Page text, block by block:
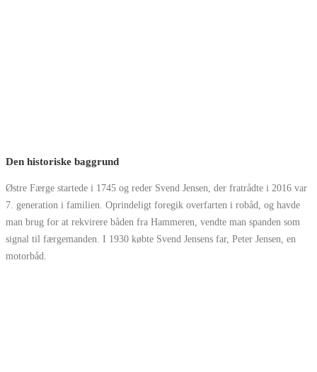
Den historiske baggrund
Østre Færge startede i 1745 og reder Svend Jensen, der fratrådte i 2016 var
7. generation i familien. Oprindeligt foregik overfarten i robåd, og havde
man brug for at rekvirere båden fra Hammeren, vendte man spanden som
signal til færgemanden. I 1930 købte Svend Jensens far, Peter Jensen, en
motorbåd.